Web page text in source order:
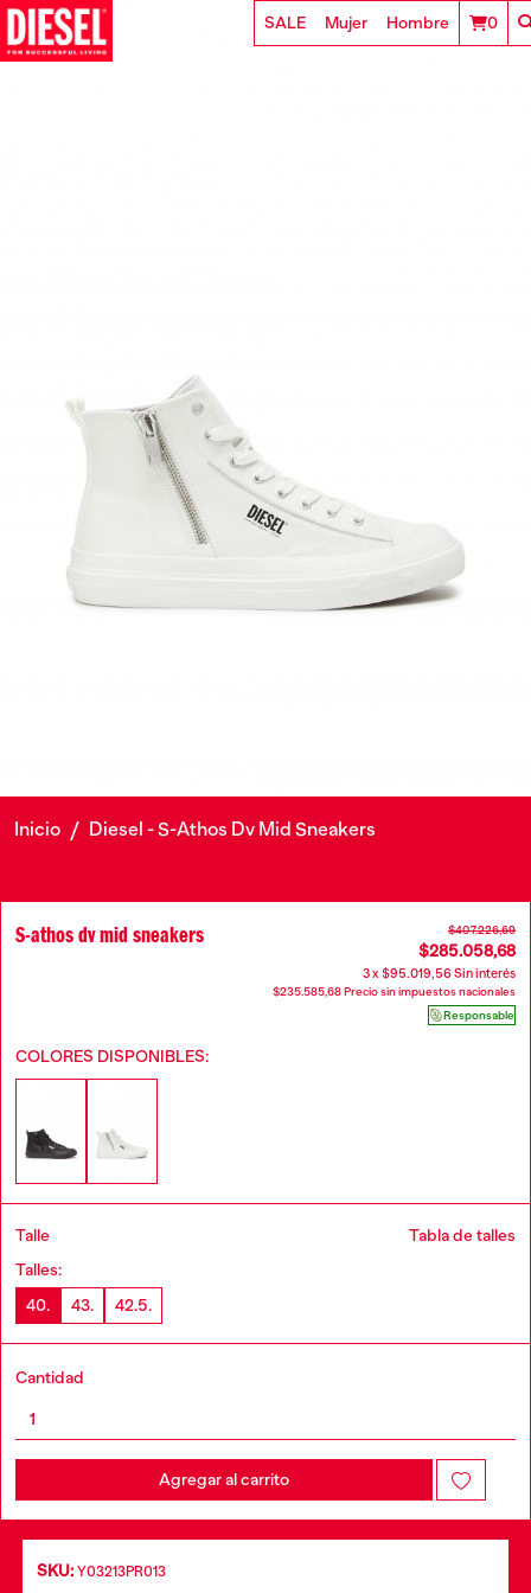
SALE Mujer Hombre 0
Inicio / Diesel - S-Athos Dv Mid Sneakers
S-athos dv mid sneakers $407.226,69
$285.058,68
3 x $95.019,56 Sin interés
$235.585,68 Precio sin impuestos nacionales
Responsable
COLORES DISPONIBLES:
Talle
Tabla de talles
Talles:
40.
43. 42.5.
Cantidad
Agregar al carrito
SKU: Y03213PR013